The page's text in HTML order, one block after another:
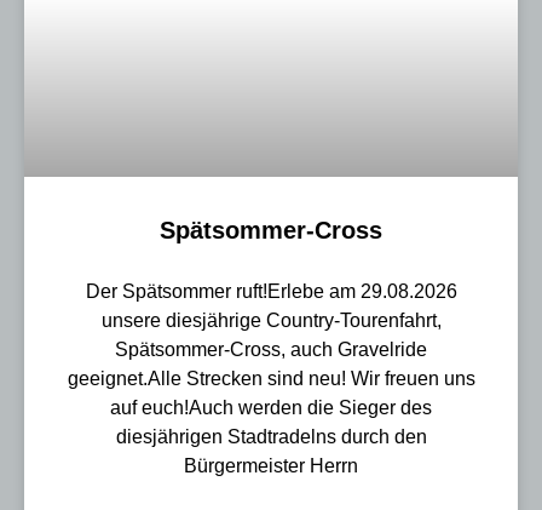
Spätsommer-Cross
Der Spätsommer ruft!Erlebe am 29.08.2026
unsere diesjährige Country-Tourenfahrt,
Spätsommer-Cross, auch Gravelride
geeignet.Alle Strecken sind neu! Wir freuen uns
auf euch!Auch werden die Sieger des
diesjährigen Stadtradelns durch den
Bürgermeister Herrn